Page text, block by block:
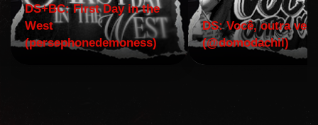
DS+BC: First Day in the
West
(persephonedemoness)
DS: Você, outra vez!
(@domodachii)